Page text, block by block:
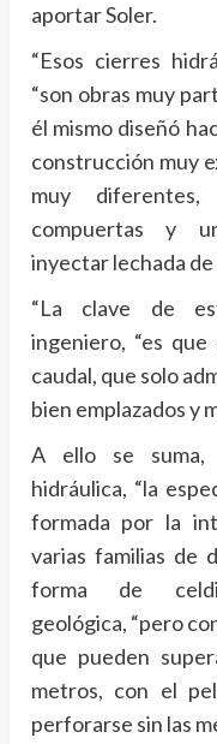
aportar Soler.
“Esos cierres
“son obras muy
él mismo diseñó
construcción muy
muy
compuertas y
inyectar lechada de
“La clave de
ingeniero, “es
caudal, que solo
bien emplazados y
A ello se suma,
hidráulica, “la
formada por la
varias familias de
forma de
geológica, “pero
que pueden
metros, con el
perforarse sin las